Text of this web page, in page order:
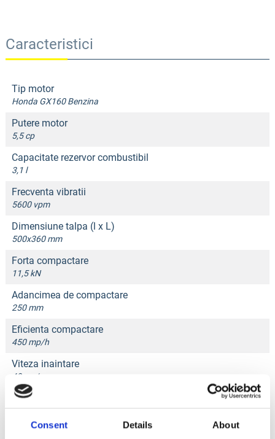
Consent Details About
Caracteristici
Tip motor
Honda GX160 Benzina
Putere motor
5,5 cp
Capacitate rezervor combustibil
3,1 l
Frecventa vibratii
5600 vpm
Dimensiune talpa (l x L)
500x360 mm
Forta compactare
11,5 kN
Adancimea de compactare
250 mm
Eficienta compactare
450 mp/h
Viteza inaintare
40 cm/s
Nivel zgomot (la 7 m.)